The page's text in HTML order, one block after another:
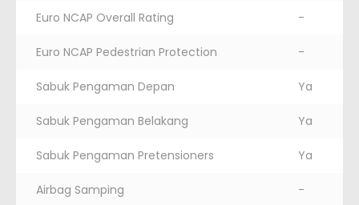
Euro NCAP Overall Rating -
Euro NCAP Pedestrian Protection -
Sabuk Pengaman Depan Ya
Sabuk Pengaman Belakang Ya
Sabuk Pengaman Pretensioners Ya
Airbag Samping -